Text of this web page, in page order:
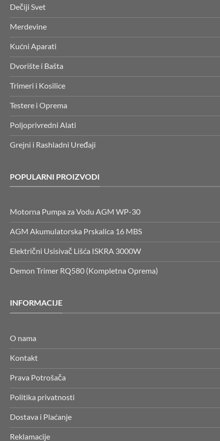
Dečiji Svet
Merdevine
Kućni Aparati
Dvorište i Bašta
Trimeri i Kosilice
Testere i Oprema
Poljoprivredni Alati
Grejni i Rashladni Uređaji
POPULARNI PROIZVODI
Motorna Pumpa za Vodu AGM WP-30
AGM Akumulatorska Prskalica 16 MBS
Električni Usisivač Lišća ISKRA 3000W
Demon Trimer RQ580 (Kompletna Oprema)
INFORMACIJE
O nama
Kontakt
Prava Potrošača
Politika privatnosti
Dostava i Plaćanje
Reklamacije